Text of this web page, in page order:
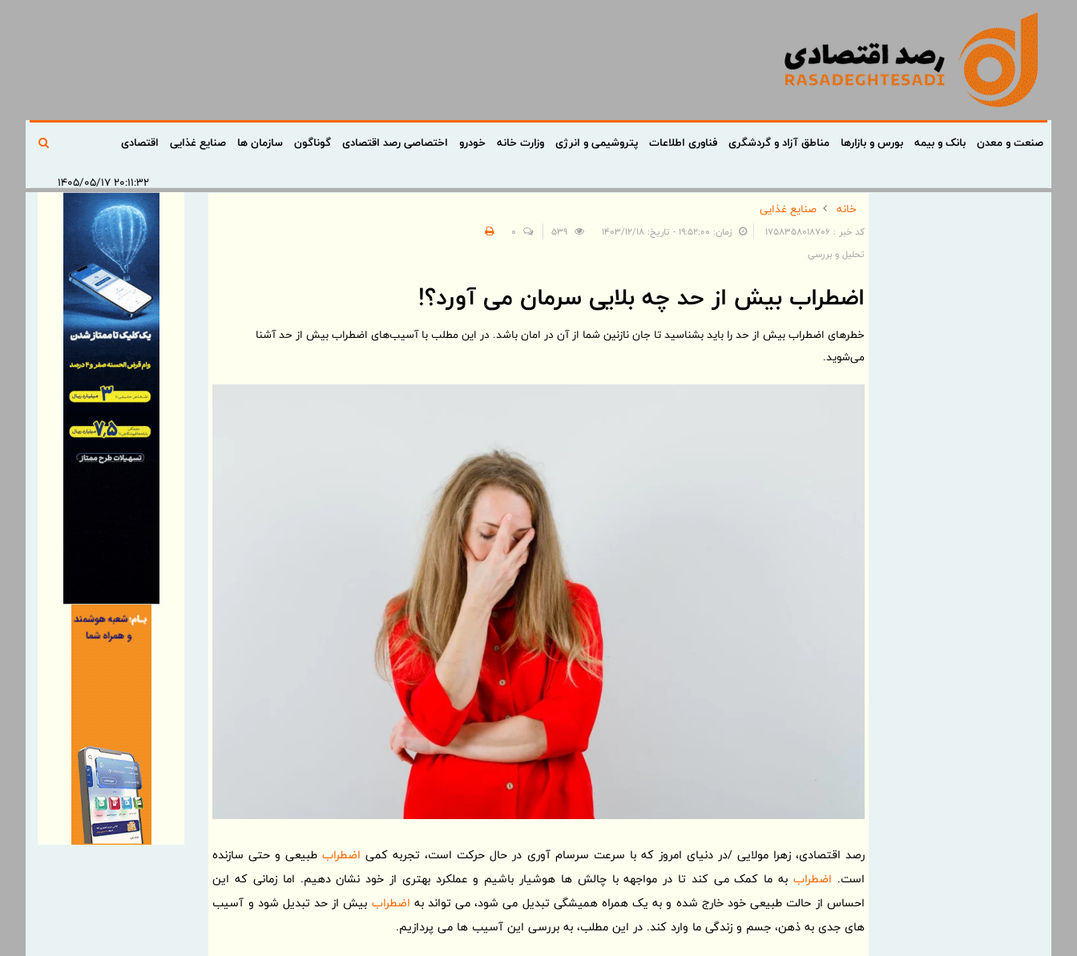
صنعت و معدن بانک و بیمه بورس و بازارها مناطق آزاد و گردشگری فناوری اطلاعات پتروشیمی و انرژی وزارت خانه خودرو اختصاصی رصد اقتصادی گوناگون سازمان ها صنایع غذایی اقتصادی
خانه
صنایع غذایی
کد خبر : 1758358018706 زمان: ۱۹:۵۲:۰۰ - تاریخ: ۱۴۰۳/۱۲/۱۸ 539
0
تحلیل و بررسی
اضطراب بیش از حد چه بلایی سرمان می آورد؟!
خطرهای اضطراب بیش از حد را باید بشناسید تا جان‌ نازنین شما از آن در امان باشد. در این مطلب با آسیب‌های اضطراب بیش از حد آشنا
می‌شوید.
رصد اقتصادی، زهرا مولایی /در دنیای امروز که با سرعت سرسام آوری در حال حرکت است، تجربه کمی اضطرابطبیعی و حتی سازنده
است. اضطراب به ما کمک می کند تا در مواجهه با چالش ها هوشیار باشیم و عملکرد بهتری از خود نشان دهیم. اما زمانی که این
احساس از حالت طبیعی خود خارج شده و به یک همراه همیشگی تبدیل می شود، می تواند به اضطراب بیش از حد تبدیل شود و آسیب
های جدی به ذهن، جسم و زندگی ما وارد کند. در این مطلب، به بررسی این آسیب ها می پردازیم.